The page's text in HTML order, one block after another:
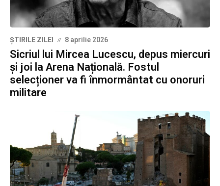
ȘTIRILE ZILEI 8 aprilie 2026
Sicriul lui Mircea Lucescu, depus miercuri
și joi la Arena Națională. Fostul
selecționer va fi înmormântat cu onoruri
militare